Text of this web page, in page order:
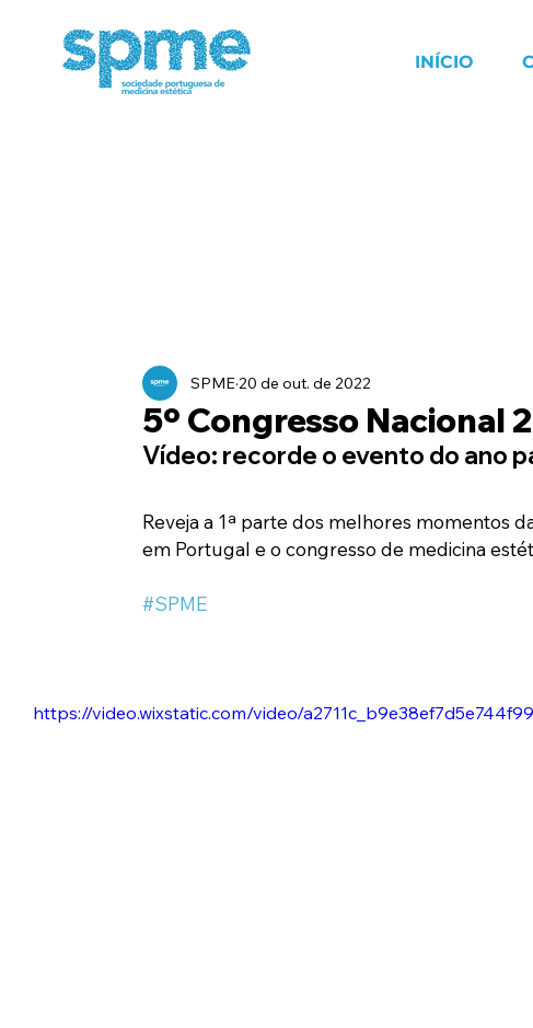
INÍCIO
5º Congresso Nacional
SPME 20 de out. de 2022
Vídeo: recorde o evento do ano
Reveja a 1ª parte dos melhores momentos
em Portugal e o congresso de medicina
#SPME
https://video.wixstatic.com/video/